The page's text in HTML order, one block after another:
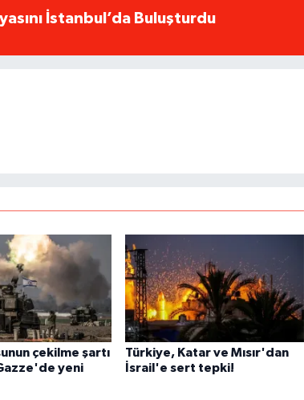
İstanbul’da Buluşturdu
çekilme şartı
yeni
Türkiye, Katar ve Mısır'dan
İsrail'e sert tepki!